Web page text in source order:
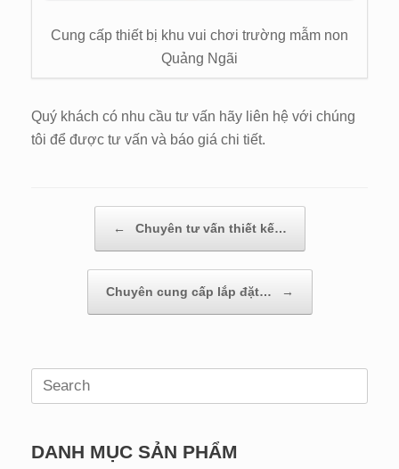
Cung cấp thiết bị khu vui chơi trường mẫm non
Quảng Ngãi
Quý khách có nhu cầu tư vấn hãy liên hệ với chúng
tôi để được tư vấn và báo giá chi tiết.
Post navigation
← Chuyên tư vấn thiết kế…
Chuyên cung cấp lắp đặt… →
Search
DANH MỤC SẢN PHẨM